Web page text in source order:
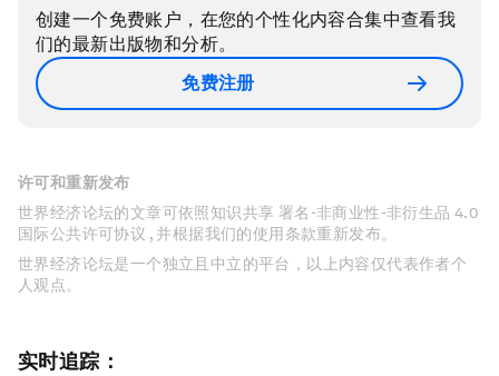
创建一个免费账户，在您的个性化内容合集中查看我
们的最新出版物和分析。
免费注册
许可和重新发布
世界经济论坛的文章可依照知识共享 署名-非商业性-非衍生品 4.0
国际公共许可协议 , 并根据我们的使用条款重新发布。
世界经济论坛是一个独立且中立的平台，以上内容仅代表作者个
人观点。
实时追踪：